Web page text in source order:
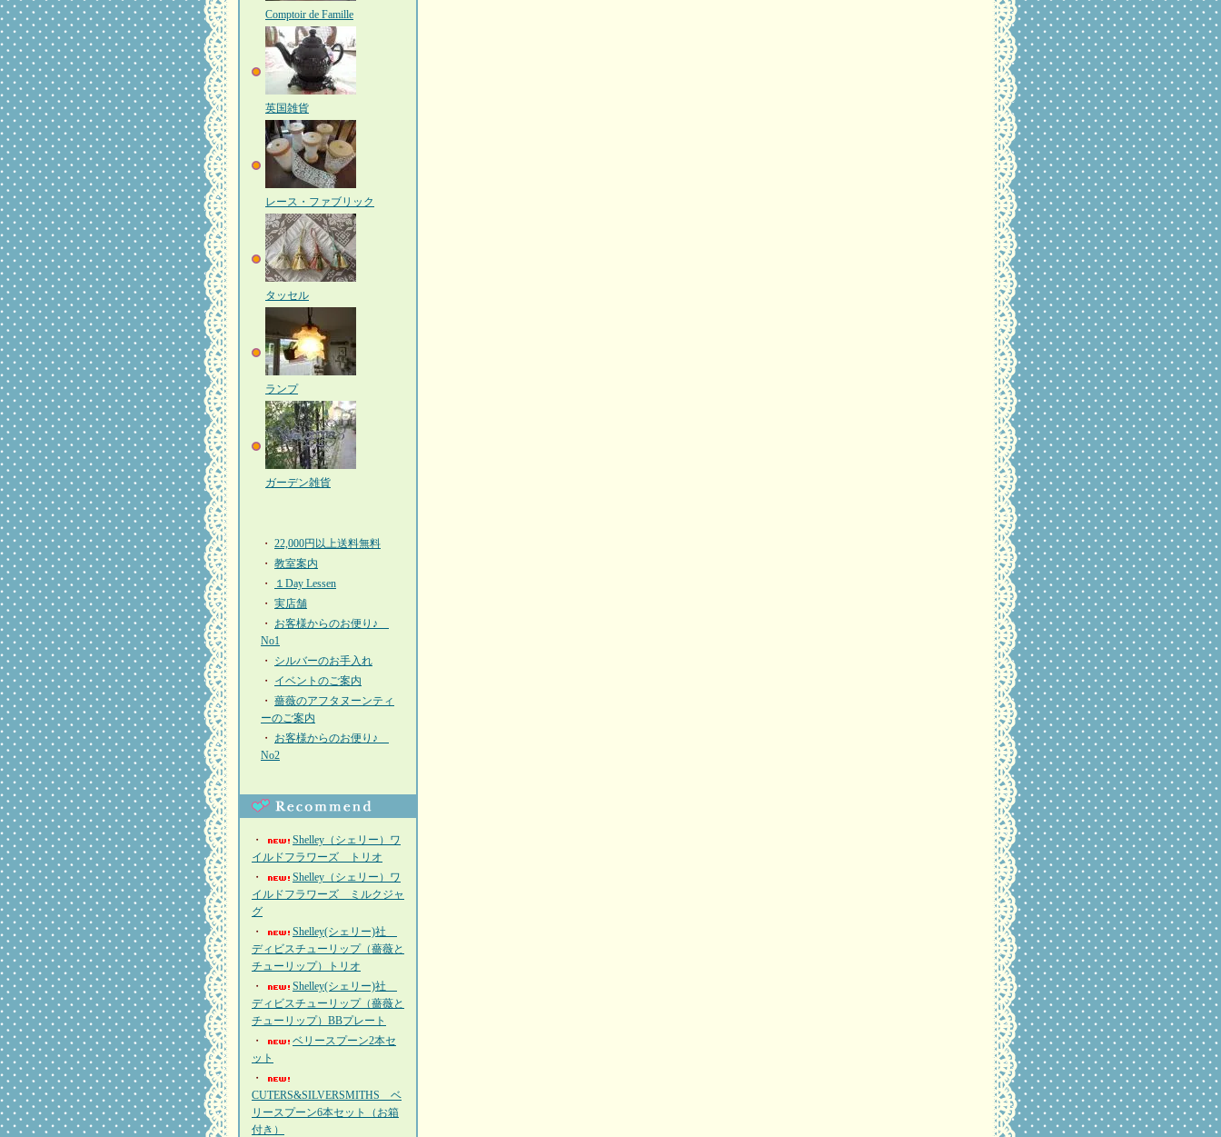
Comptoir de Famille
英国雑貨
レース・ファブリック
タッセル
ランプ
ガーデン雑貨
・ 22,000円以上送料無料
・ 教室案内
・
１Day Lessen
・ 実店舗
・ お客様からのお便り♪
No1
・ シルバーのお手入れ
・ イベントのご案内
・ 薔薇のアフタヌーンティ
ーのご案内
・ お客様からのお便り♪
No2
・
Shelley（シェリー）ワ
イルドフラワーズ トリオ
・
Shelley（シェリー）ワ
イルドフラワーズ ミルクジャ
グ
・
Shelley(シェリー)社
ディビスチューリップ（薔薇と
チューリップ）トリオ
・
Shelley(シェリー)社
ディビスチューリップ（薔薇と
チューリップ）BBプレート
・
ベリースプーン2本セ
ット
・
CUTERS&SILVERSMITHS ベ
リースプーン6本セット（お箱
付き）